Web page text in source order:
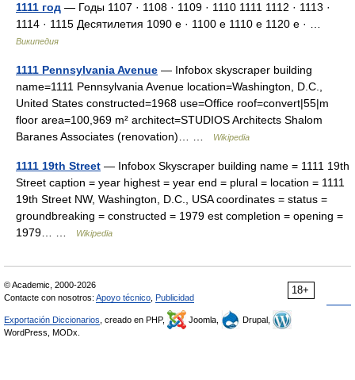
1111 год — Годы 1107 · 1108 · 1109 · 1110 1111 1112 · 1113 ·
1114 · 1115 Десятилетия 1090 е · 1100 е 1110 е 1120 е · …
Википедия
1111 Pennsylvania Avenue — Infobox skyscraper building
name=1111 Pennsylvania Avenue location=Washington, D.C.,
United States constructed=1968 use=Office roof=convert|55|m
floor area=100,969 m² architect=STUDIOS Architects Shalom
Baranes Associates (renovation)… …
Wikipedia
1111 19th Street — Infobox Skyscraper building name = 1111 19th
Street caption = year highest = year end = plural = location = 1111
19th Street NW, Washington, D.C., USA coordinates = status =
groundbreaking = constructed = 1979 est completion = opening =
1979… …
Wikipedia
18+
© Academic, 2000-2026
Contacte con nosotros: Apoyo técnico Publicidad
Exportación Diccionarios , creado en PHP, Joomla,
Drupal,
WordPress, MODx.